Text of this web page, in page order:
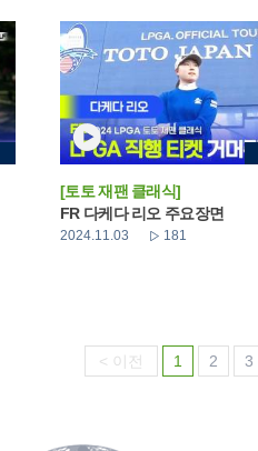
[토토 재팬 클래식]
FR 다케다 리오 주요장면
2024.11.03 181
< 이전 1 2 3